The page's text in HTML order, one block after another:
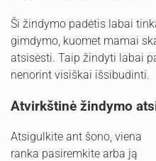
Ši žindymo padėtis labai
gimdymo, kuomet mamai
atsisėsti. Taip žindyti labai
nenorint visiškai išsibudinti.
Atvirkštinė žindymo
Atsigulkite ant šono, viena
ranka pasiremkite arba ją